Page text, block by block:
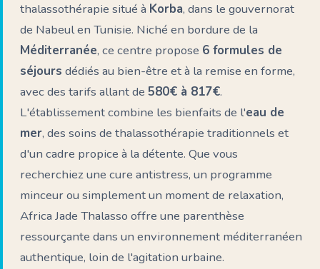
thalassothérapie situé à Korba, dans le gouvernorat
de Nabeul en Tunisie. Niché en bordure de la
Méditerranée, ce centre propose 6 formules de
séjours dédiés au bien-être et à la remise en forme,
avec des tarifs allant de 580€ à 817€.
L'établissement combine les bienfaits de l'eau de
mer, des soins de thalassothérapie traditionnels et
d'un cadre propice à la détente. Que vous
recherchiez une cure antistress, un programme
minceur ou simplement un moment de relaxation,
Africa Jade Thalasso offre une parenthèse
ressourçante dans un environnement méditerranéen
authentique, loin de l'agitation urbaine.